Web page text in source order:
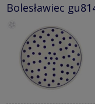
Bolesławiec